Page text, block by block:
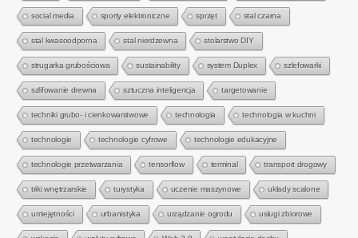
social media sporty elektroniczne sprzęt stal czarna
stal kwasoodporna stal nierdzewna stolarstwo DIY
strugarka grubościowa sustainability system Duplex szlefowarki
szlifowanie drewna sztuczna inteligencja targetowanie
techniki grubo- i cienkowarstwowe technologia technologia w kuchni
technologie technologie cyfrowe technologie edukacyjne
technologie przetwarzania tensorflow terminal transport drogowy
triki wnętrzarskie turystyka uczenie maszynowe układy scalone
umiejętności urbanistyka urządzanie ogrodu usługi zbiorowe